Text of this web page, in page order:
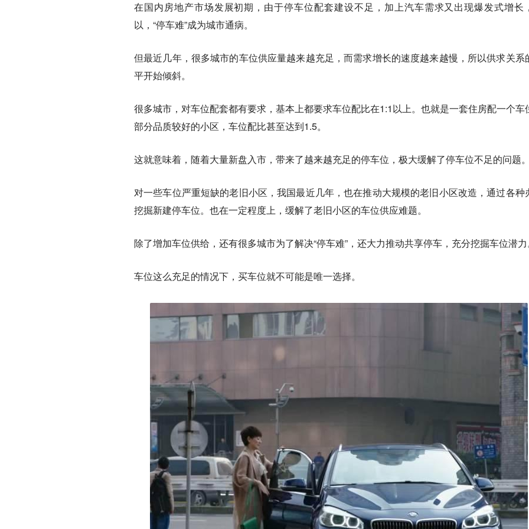
在国内房地产市场发展初期，由于停车位配套建设不足，加上汽车需求又出现爆发式增长
以，“停车难”成为城市通病。
但最近几年， 很多城市的车位供应量越来越充足，而需求增长的速度越来越慢，所以供求关系
平开始倾斜。
很多城市，对车位配套都有要求，基本上都要求车位配比在1:1以上。也就是一套住房配一个车
部分品质较好的小区，车位配比甚至达到1.5。
这就意味着，随着大量新盘入市，带来了越来越充足的停车位，极大缓解了停车位不足的问题。
对一些车位严重短缺的老旧小区，我国最近几年，也在推动大规模的老旧小区改造，通过各种
挖掘新建停车位。 也在一定程度上，缓解了老旧小区的车位供应难题。
除了增加车位供给，还有很多城市为了解决“停车难”， 还大力推动共享停车，充分挖掘车位潜力
车位这么充足的情况下，买车位就不可能是唯一选择。